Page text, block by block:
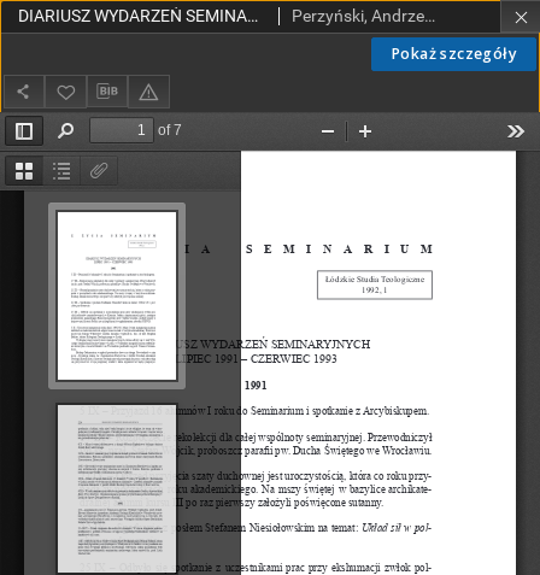
Pokaż szczegóły
DIARIUSZ WYDARZEŃ SEMINARYJNYCHLIPIEC 1991 – CZERWIEC 1993 Perzyński, Andrzej, ks.